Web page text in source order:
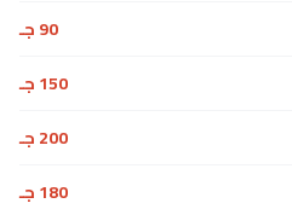
90 جـ
150 جـ
200 جـ
180 جـ